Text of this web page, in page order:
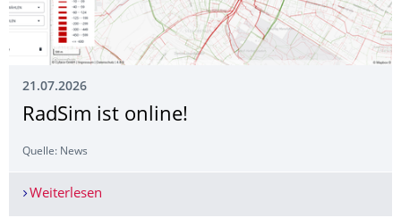
21.07.2026
RadSim ist online!
Quelle: News
Weiterlesen